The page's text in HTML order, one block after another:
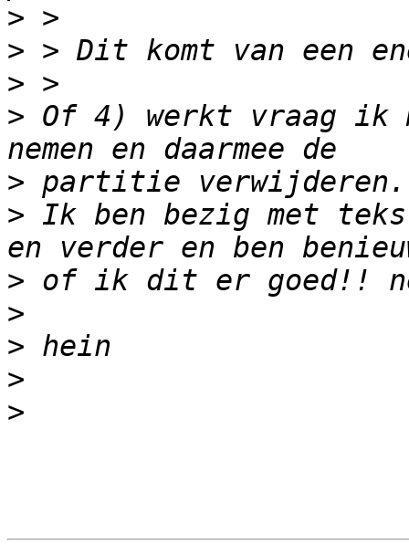
>
>
>
> Of 4) werkt vraag ik
>
> Ik ben bezig met
>
>
>
>
>